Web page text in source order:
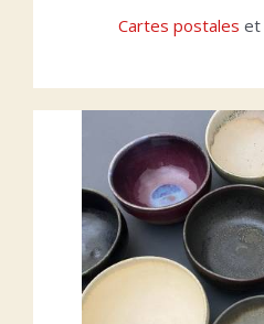
Cartes postales et